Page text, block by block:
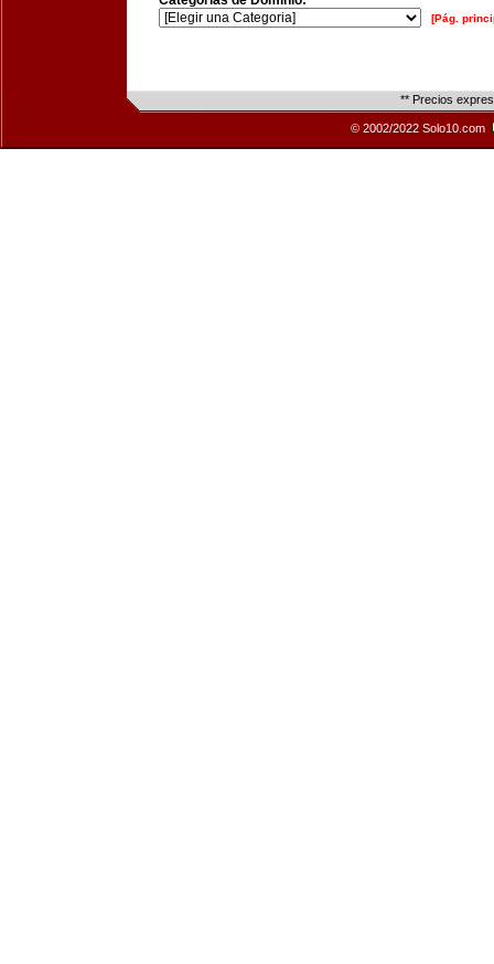
[Pág.
** Precios
© 2002/2022 Solo10.com